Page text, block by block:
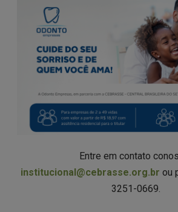
Entre em contato
institucional@cebrasse.org.br ou
3251-0669.